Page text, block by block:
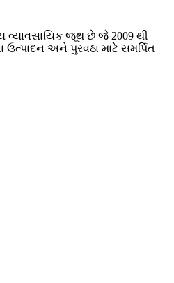
જૂથ છે જે 2009 થી
ઉત્પાદન અને પુરવઠા માટે સમર્પિત